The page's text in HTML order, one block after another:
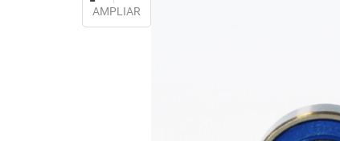
AMPLIAR